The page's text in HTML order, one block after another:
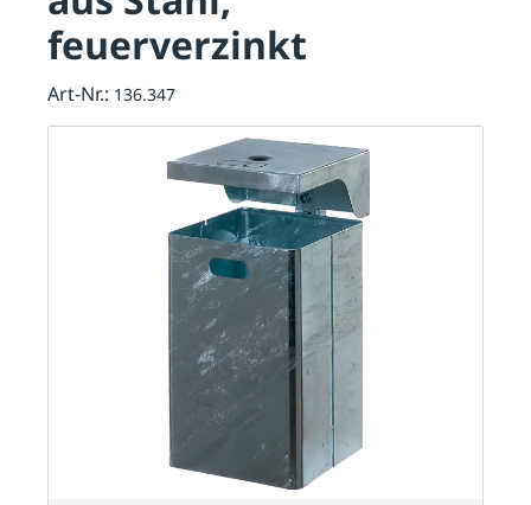
feuerverzinkt
Art-Nr.: 136.347